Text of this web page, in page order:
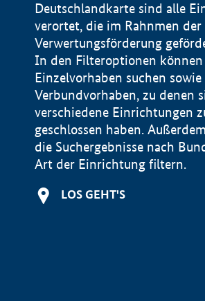
Deutschlandkarte sind alle
verortet, die im Rahnmen der
Verwertungsförderung
In den Filteroptionen können
Einzelvorhaben suchen sowie
Verbundvorhaben, zu denen
verschiedene Einrichtungen
geschlossen haben.
die Suchergebnisse nach
Art der Einrichtung filtern.
LOS GEHT'S